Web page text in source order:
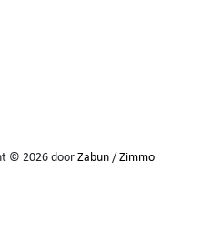
© 2026 doorZabun/Zimmo